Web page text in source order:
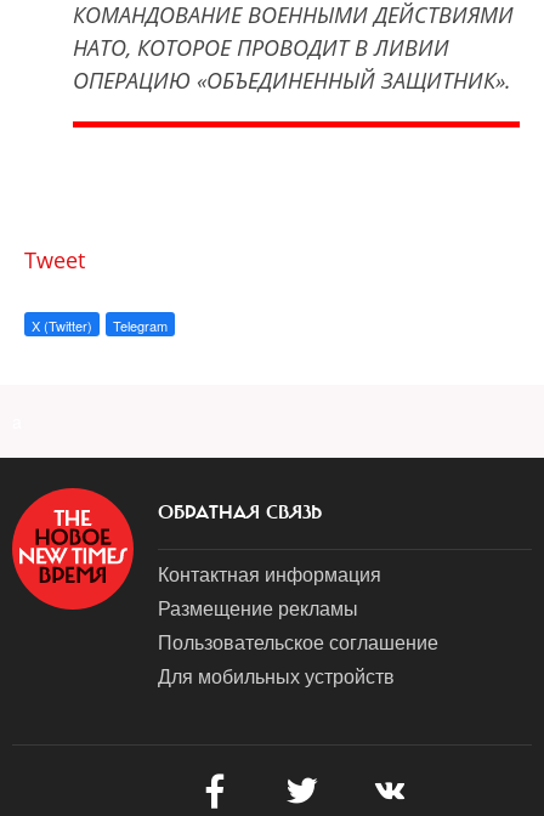
КОМАНДОВАНИЕ ВОЕННЫМИ ДЕЙСТВИЯМИ
НАТО, КОТОРОЕ ПРОВОДИТ В ЛИВИИ
ОПЕРАЦИЮ «ОБЪЕДИНЕННЫЙ ЗАЩИТНИК».
Tweet
X (Twitter) Telegram
ОБРАТНАЯ СВЯЗЬ
Контактная информация
Размещение рекламы
Пользовательское соглашение
Для мобильных устройств